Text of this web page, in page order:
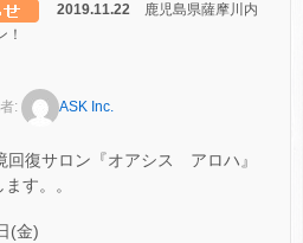
2019.11.22 鹿児島県薩摩川内
！
: ASK Inc.
回復サロン『オアシス アロハ』
す。。
(金)